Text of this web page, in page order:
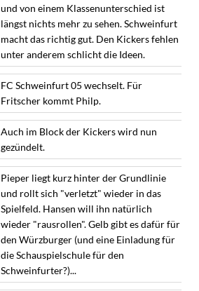
und von einem Klassenunterschied ist
längst nichts mehr zu sehen. Schweinfurt
macht das richtig gut. Den Kickers fehlen
unter anderem schlicht die Ideen.
FC Schweinfurt 05 wechselt. Für
Fritscher kommt Philp.
Auch im Block der Kickers wird nun
gezündelt.
Pieper liegt kurz hinter der Grundlinie
und rollt sich "verletzt" wieder in das
Spielfeld. Hansen will ihn natürlich
wieder "rausrollen". Gelb gibt es dafür für
den Würzburger (und eine Einladung für
die Schauspielschule für den
Schweinfurter?)...